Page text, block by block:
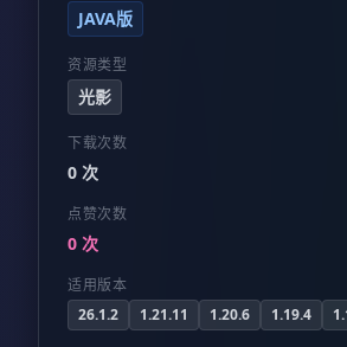
JAVA版
资源类型
光影
下载次数
0 次
点赞次数
0 次
适用版本
26.1.2
1.21.11 1.20.6 1.19.4